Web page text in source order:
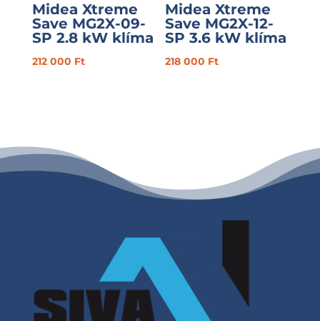
Midea Xtreme
Save MG2X-09-
SP 2.8 kW klíma
212 000 Ft
Midea Xtreme
Save MG2X-12-
SP 3.6 kW klíma
218 000 Ft